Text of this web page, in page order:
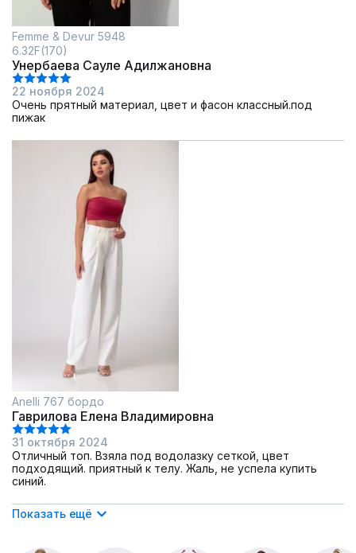
Femme & Devur 5948
6.32F(170)
Унербаева Сауле Адилжановна
22 ноября 2024
Очень прятный материал, цвет и фасон классный.под
пижак
Anelli 767 бордо
Гаврилова Елена Владимировна
31 октября 2024
Отличный топ. Взяла под водолазку сеткой, цвет
подходящий. приятный к телу. Жаль, не успела купить
синий.
Показать ещё